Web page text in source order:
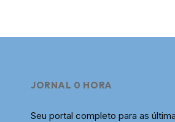
JORNAL 0 HORA
Seu portal completo para as